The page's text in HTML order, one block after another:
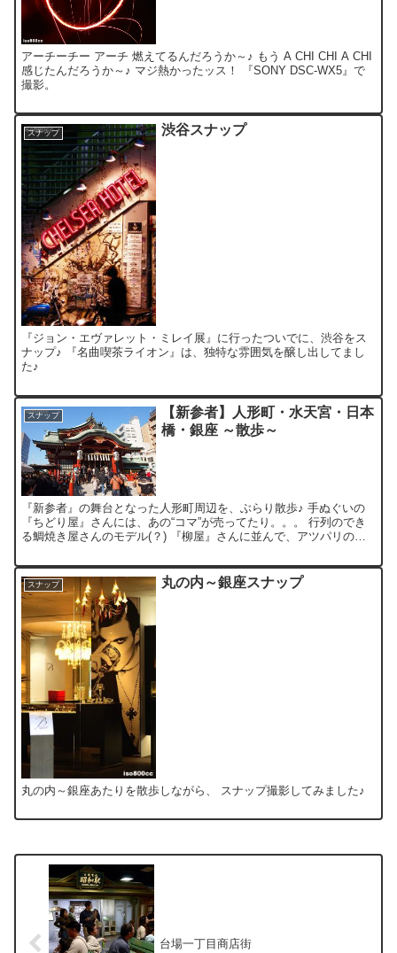
アーチーチー アーチ 燃えてるんだろうか～♪ もう A CHI CHI A CHI
感じたんだろうか～♪ マジ熱かったッス！ 『SONY DSC-WX5』で
撮影。
スナップ 渋谷スナップ
『ジョン・エヴァレット・ミレイ展』に行ったついでに、渋谷をス
ナップ♪ 『名曲喫茶ライオン』は、独特な雰囲気を醸し出してまし
た♪
スナップ
【新参者】人形町・水天宮・日本
橋・銀座 ～散歩～
『新参者』の舞台となった人形町周辺を、ぶらり散歩♪ 手ぬぐいの
『ちどり屋』さんには、あの“コマ”が売ってたり。。。 行列のでき
る鯛焼き屋さんのモデル(？) 『柳屋』さんに並んで、アツパリの鯛
スナップ 丸の内～銀座スナップ
丸の内～銀座あたりを散歩しながら、 スナップ撮影してみました♪
台場一丁目商店街